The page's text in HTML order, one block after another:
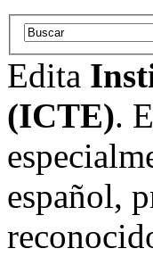
Edita
(ICTE).
español,